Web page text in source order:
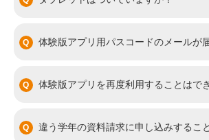
体験版アプリ用パスコードのメールが
体験版アプリを再度利用することはで
違う学年の資料請求に申し込みするこ